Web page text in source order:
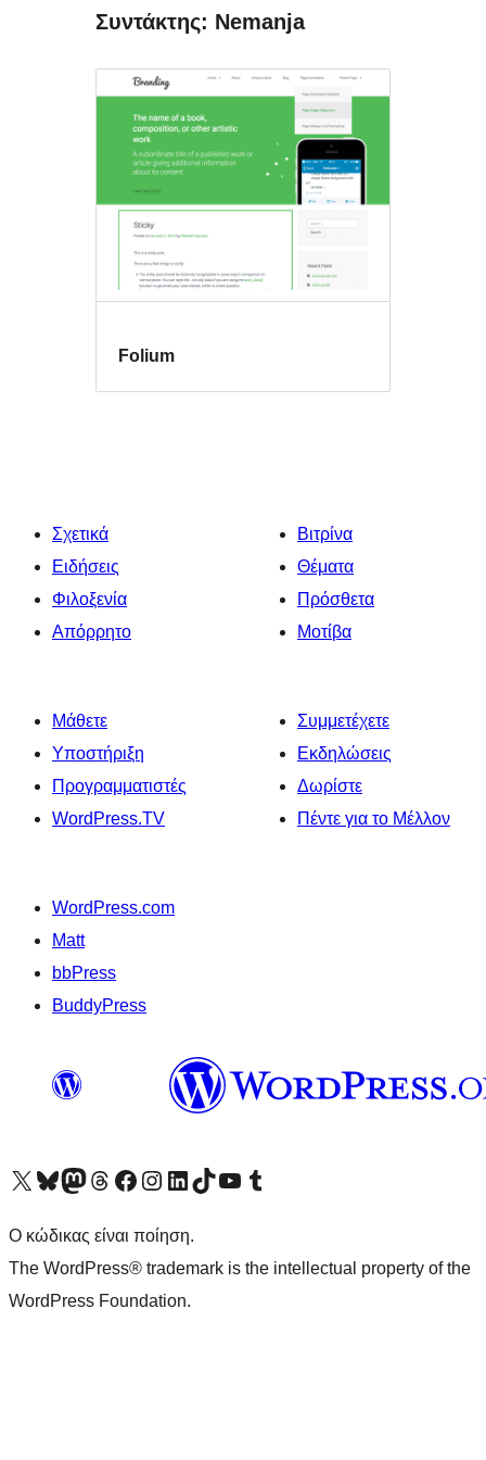
Συντάκτης: Nemanja
Folium
Σχετικά
Ειδήσεις
Φιλοξενία
Απόρρητο
Βιτρίνα
Θέματα
Πρόσθετα
Μοτίβα
Μάθετε
Υποστήριξη
Προγραμματιστές
WordPress.TV
Συμμετέχετε
Εκδηλώσεις
Δωρίστε
Πέντε για το Μέλλον
WordPress.com
Matt
bbPress
BuddyPress
Visit our X (formerly Twitter) account
Visit our Bluesky account
Επισκεφθείτε τον λογαριασμό μας στο Mastodon
Visit our Threads account
Επισκεφτείτε τη σελίδα μας στο Facebook
Επισκεφθείτε τον λογαριασμό μας Instagram
Επισκεφθείτε τον λογαριασμό μας LinkedIn
Visit our TikTok account
Visit our YouTube channel
Visit our Tumblr account
Ο κώδικας είναι ποίηση.
The WordPress® trademark is the intellectual property of the
WordPress Foundation.